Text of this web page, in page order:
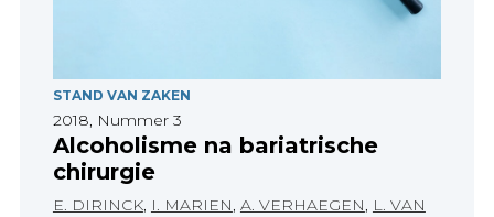
STAND VAN ZAKEN
2018, Nummer 3
Alcoholisme na bariatrische
chirurgie
E. DIRINCK, I. MARIEN, A. VERHAEGEN, L. VAN